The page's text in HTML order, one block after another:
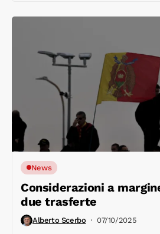
News
Considerazioni a
due trasferte
Alberto Scerbo 07/10/2025